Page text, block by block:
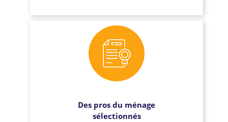
Des pros du ménage
sélectionnés